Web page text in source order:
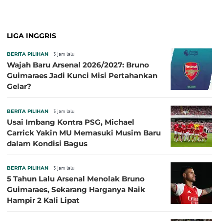
LIGA INGGRIS
BERITA PILIHAN 3 jam lalu
Wajah Baru Arsenal 2026/2027: Bruno
Guimaraes Jadi Kunci Misi Pertahankan
Gelar?
BERITA PILIHAN 3 jam lalu
Usai Imbang Kontra PSG, Michael
Carrick Yakin MU Memasuki Musim Baru
dalam Kondisi Bagus
BERITA PILIHAN 3 jam lalu
5 Tahun Lalu Arsenal Menolak Bruno
Guimaraes, Sekarang Harganya Naik
Hampir 2 Kali Lipat